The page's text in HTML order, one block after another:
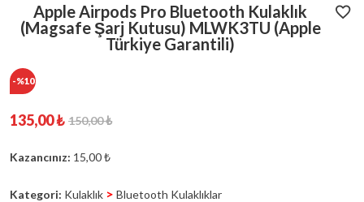
Apple Airpods Pro Bluetooth Kulaklık
(Magsafe Şarj Kutusu) MLWK3TU (Apple
Türkiye Garantili)
-%10
135,00 ₺ 150,00 ₺
Kazancınız: 15,00 ₺
Kategori: Kulaklık > Bluetooth Kulaklıklar